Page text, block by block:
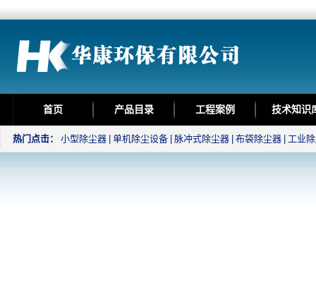
首页 产品目录 工程案例 技术知识
热门点击： 小型除尘器 单机除尘设备 脉冲式除尘器 布袋除尘器 工业